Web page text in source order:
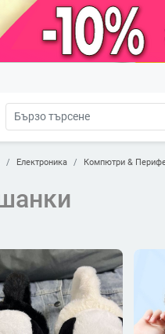
Електроника Компютри &